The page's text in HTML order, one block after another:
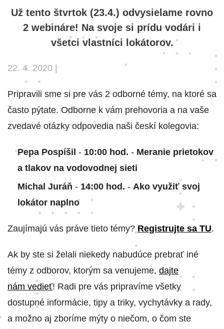
Už tento štvrtok (23.4.) odvysielame rovno
2 webináre! Na svoje si prídu vodári i
všetci vlastníci lokátorov.
22. 4. 2020 |
Pripravili sme si pre vás 2 odborné témy, na ktoré sa
často pýtate. Odborne k vám prehovoria a na vaše
zvedavé otázky odpovedia naši českí kolegovia:
Pepa Pospíšil - 10:00 hod. - Meranie prietokov
a tlakov na vodovodnej sieti
Michal Juráň - 14:00 hod. - Ako využiť svoj
lokátor naplno
Zaujímajú vás práve tieto témy? Registrujte sa TU.
Ak by ste si želali niekedy nabudúce prebrať iné
témy z odborov, ktorým sa venujeme, dajte
nám vedieť! Radi pre vás pripravíme všetky
dostupné informácie, tipy a triky, vychytávky a rady,
a možno aj zboríme mýty o niečom, o čom ste